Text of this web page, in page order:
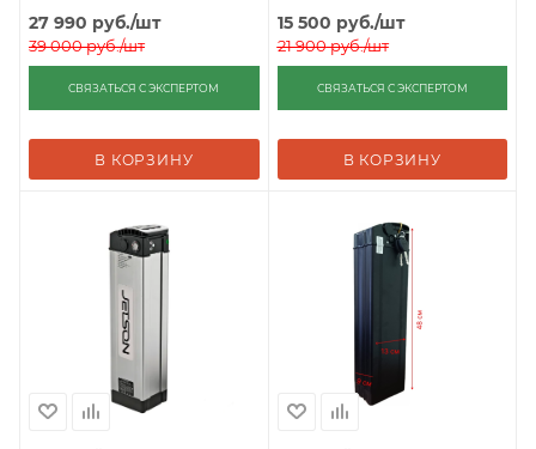
27 990 руб./шт
39 000руб./шт
СВЯЗАТЬСЯ С ЭКСПЕРТОМ
В КОРЗИНУ
15 500 руб./шт
21 900руб./шт
СВЯЗАТЬСЯ С ЭКСПЕРТОМ
В КОРЗИНУ